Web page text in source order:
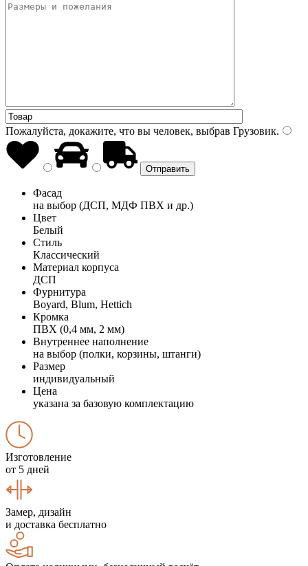
Пожалуйста, докажите, что вы человек, выбрав Грузовик.
Фасад
на выбор (ДСП, МДФ ПВХ и др.)
Цвет
Белый
Стиль
Классический
Материал корпуса
ДСП
Фурнитура
Boyard, Blum, Hettich
Кромка
ПВХ (0,4 мм, 2 мм)
Внутреннее наполнение
на выбор (полки, корзины, штанги)
Размер
индивидуальный
Цена
указана за базовую комплектацию
Изготовление
от 5 дней
Замер, дизайн
и доставка бесплатно